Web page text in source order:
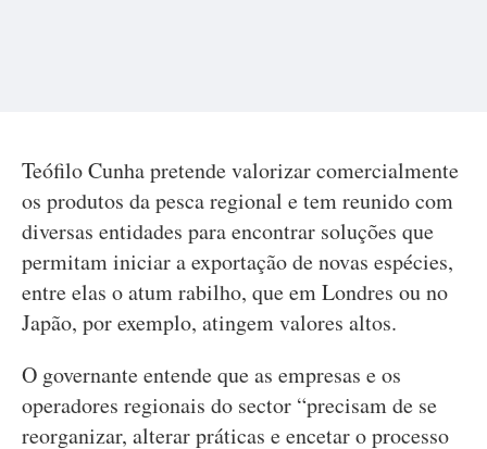
Teófilo Cunha pretende valorizar comercialmente
os produtos da pesca regional e tem reunido com
diversas entidades para encontrar soluções que
permitam iniciar a exportação de novas espécies,
entre elas o atum rabilho, que em Londres ou no
Japão, por exemplo, atingem valores altos.
O governante entende que as empresas e os
operadores regionais do sector “precisam de se
reorganizar, alterar práticas e encetar o processo